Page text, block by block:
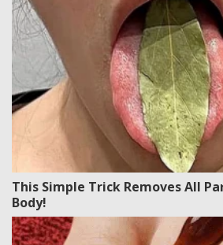
This Simple Trick Removes All
Body!